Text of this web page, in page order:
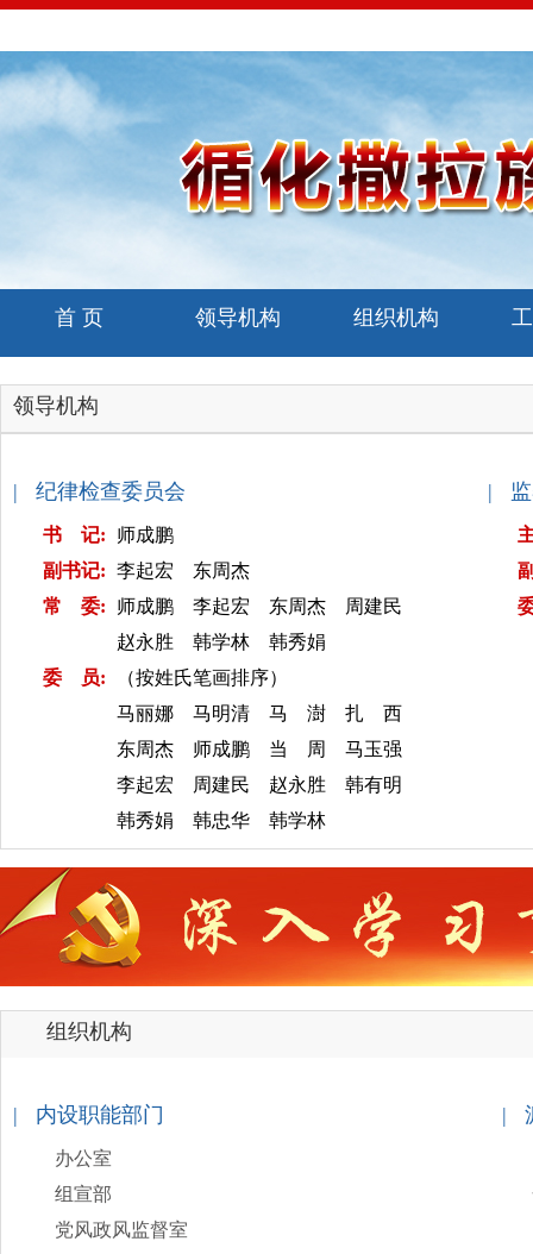
首 页 领导机构 组织机构
领导机构
| 纪律检查委员会
书 记:
师成鹏
副书记: 李起宏 东周杰
常 委:
师成鹏 李起宏 东周杰 周建民
赵永胜 韩学林 韩秀娟
委 员:
（按姓氏笔画排序）
马丽娜 马明清 马 澍 扎 西
东周杰 师成鹏 当 周 马玉强
李起宏 周建民 赵永胜 韩有明
韩秀娟 韩忠华 韩学林
| 监
组织机构
| 内设职能部门
办公室
组宣部
党风政风监督室
|